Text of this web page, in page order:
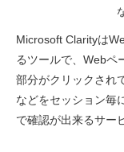
Microsoft Clarityは
るツールで、Webペ
部分がクリックされ
などをセッション毎
で確認が出来るサー